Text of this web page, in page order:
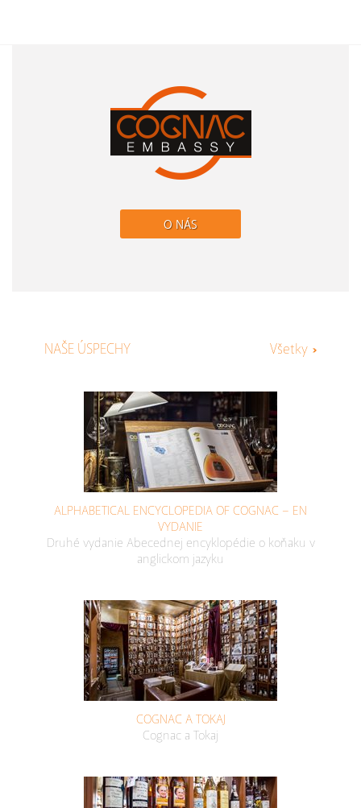
O NÁS
NAŠE ÚSPECHY Všetky
ALPHABETICAL ENCYCLOPEDIA OF COGNAC – EN
VYDANIE
Druhé vydanie Abecednej encyklopédie o koňaku v
anglickom jazyku
COGNAC A TOKAJ
Cognac a Tokaj